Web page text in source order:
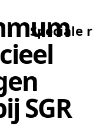
Speciale
SGR